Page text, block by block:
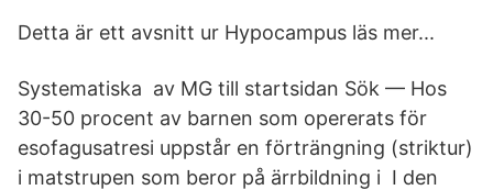
Detta är ett avsnitt ur Hypocampus läs mer...
Systematiska av MG till startsidan Sök — Hos
30-50 procent av barnen som opererats för
esofagusatresi uppstår en förträngning (striktur)
i matstrupen som beror på ärrbildning i I den